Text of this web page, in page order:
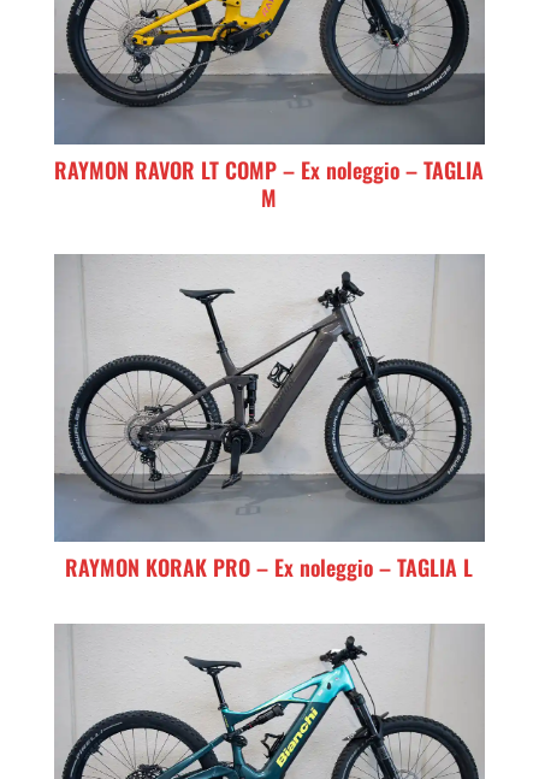
RAYMON RAVOR LT COMP – Ex noleggio – TAGLIA
M
RAYMON KORAK PRO – Ex noleggio – TAGLIA L